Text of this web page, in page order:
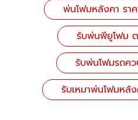
พ่นโฟมหลังคา รา
รับพ่นพียูโฟม ต
รับพ่นโฟมรถค
รับเหมาพ่นโฟมหลั